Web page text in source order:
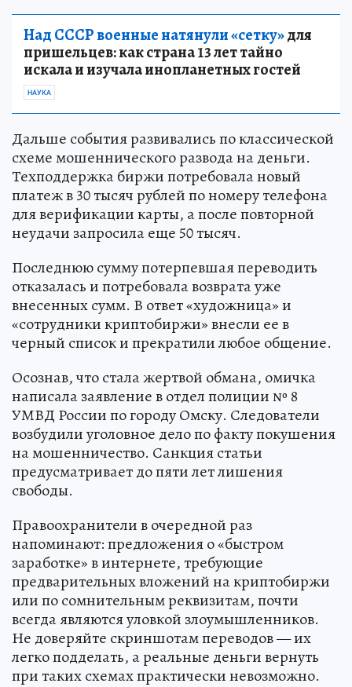
Над СССР военные натянули «сетку»для
пришельцев: как страна 13 лет тайно
искала и изучала инопланетных гостей
НАУКА
Дальше события развивались по классической
схеме мошеннического развода на деньги.
Техподдержка биржи потребовала новый
платеж в 30 тысяч рублей по номеру телефона
для верификации карты, а после повторной
неудачи запросила еще 50 тысяч.
Последнюю сумму потерпевшая переводить
отказалась и потребовала возврата уже
внесенных сумм. В ответ «художница» и
«сотрудники криптобиржи» внесли ее в
черный список и прекратили любое общение.
Осознав, что стала жертвой обмана, омичка
написала заявление в отдел полиции № 8
УМВД России по городу Омску. Следователи
возбудили уголовное дело по факту покушения
на мошенничество. Санкция статьи
предусматривает до пяти лет лишения
свободы.
Правоохранители в очередной раз
напоминают: предложения о «быстром
заработке» в интернете, требующие
предварительных вложений на криптобиржи
или по сомнительным реквизитам, почти
всегда являются уловкой злоумышленников.
Не доверяйте скриншотам переводов — их
легко подделать, а реальные деньги вернуть
при таких схемах практически невозможно.